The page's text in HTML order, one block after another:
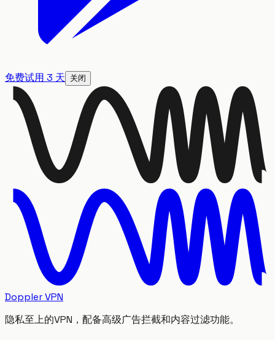
免费试用 3 天 关闭
Doppler VPN
隐私至上的VPN，配备高级广告拦截和内容过滤功能。